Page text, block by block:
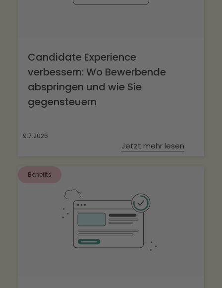
Candidate Experience
verbessern: Wo Bewerbende
abspringen und wie Sie
gegensteuern
9.7.2026
Jetzt mehr lesen
Benefits